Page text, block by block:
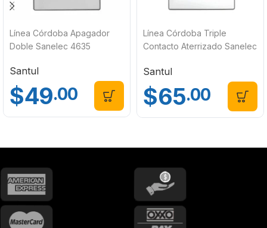
Línea Córdoba Apagador
Doble Sanelec 4635
Santul
$49.00
Línea Córdoba Triple
Contacto Aterrizado Sanelec
Santul
$65.00